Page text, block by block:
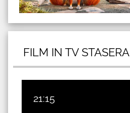
FILM IN TV STASERA
21:15